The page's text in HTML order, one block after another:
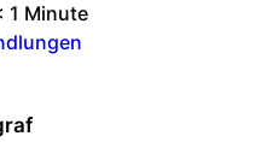
1 Minute